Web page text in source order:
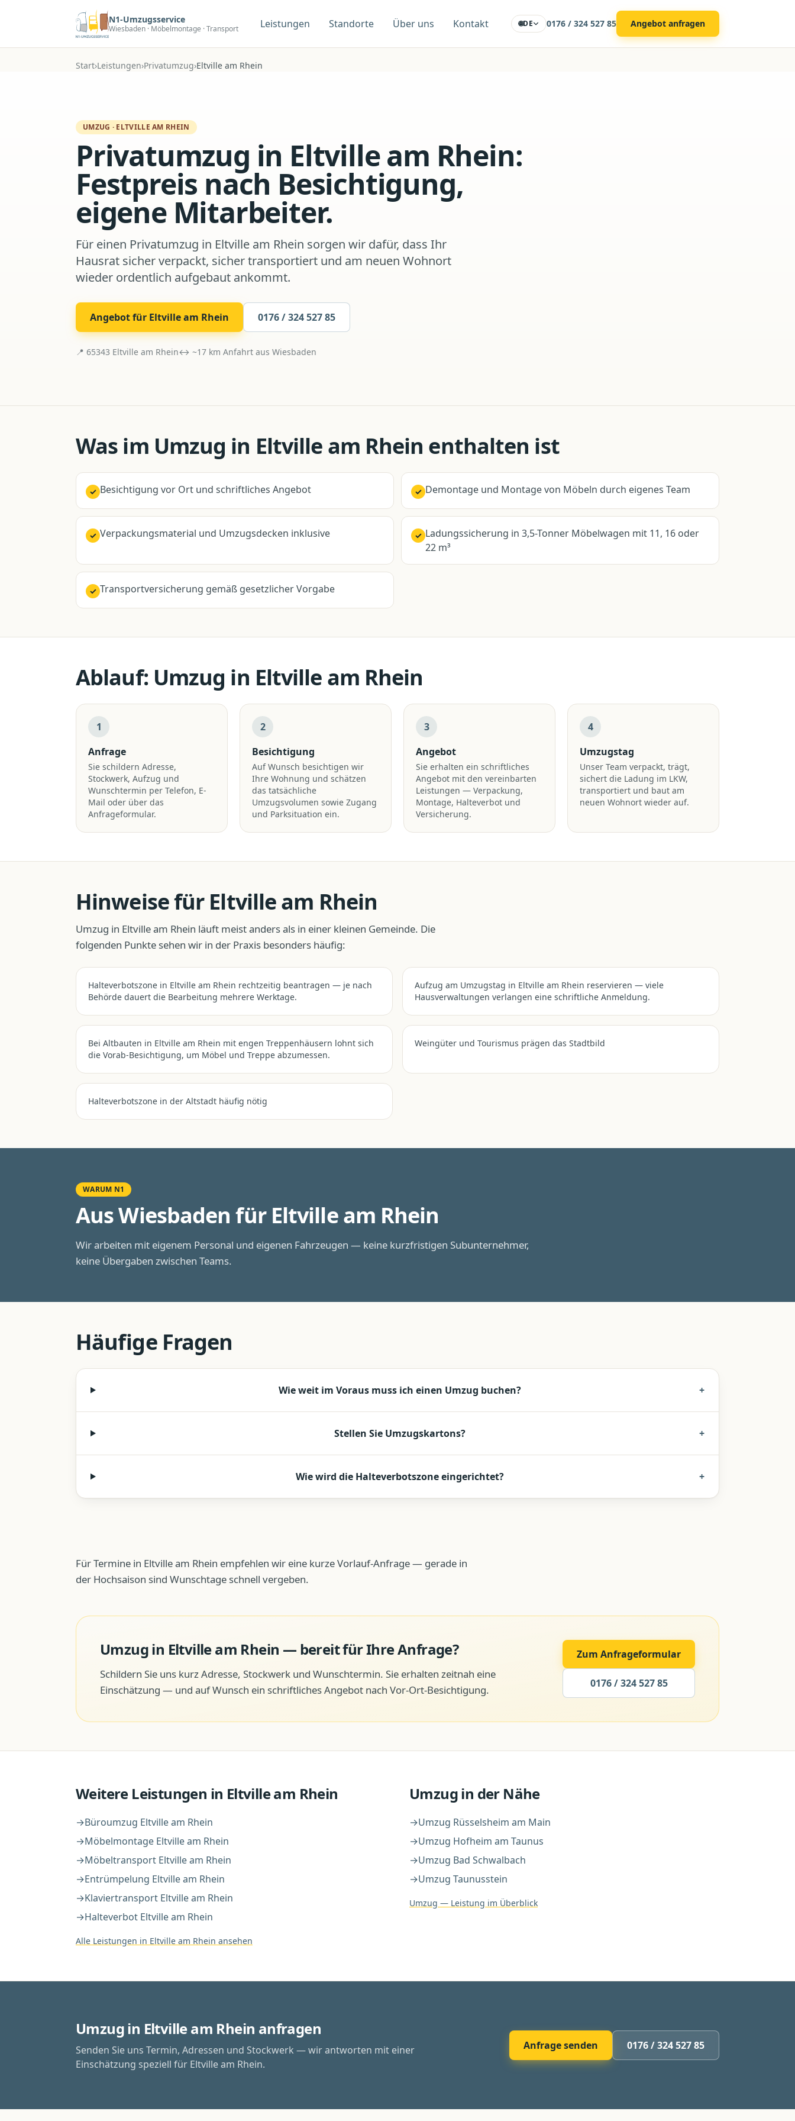
N1-Umzugsservice
Wiesbaden · Möbelmontage · Transport Leistungen Standorte Über uns Kontakt 🌐DE 0176 / 324 527 85 Angebot anfragen
Start›Leistungen›Privatumzug›Eltville am Rhein
UMZUG · ELTVILLE AM RHEIN
Privatumzug in Eltville am Rhein:
Festpreis nach Besichtigung,
eigene Mitarbeiter.
Für einen Privatumzug in Eltville am Rhein sorgen wir dafür, dass Ihr
Hausrat sicher verpackt, sicher transportiert und am neuen Wohnort
wieder ordentlich aufgebaut ankommt.
Angebot für Eltville am Rhein 0176 / 324 527 85
📍 65343 Eltville am Rhein↔ ~17 km Anfahrt aus Wiesbaden
Was im Umzug in Eltville am Rhein enthalten ist
✓ Besichtigung vor Ort und schriftliches Angebot ✓ Demontage und Montage von Möbeln durch eigenes Team
✓ Verpackungsmaterial und Umzugsdecken inklusive ✓ Ladungssicherung in 3,5-Tonner Möbelwagen mit 11, 16 oder
22 m³
✓ Transportversicherung gemäß gesetzlicher Vorgabe
Ablauf: Umzug in Eltville am Rhein
1
Anfrage
Sie schildern Adresse,
Stockwerk, Aufzug und
Wunschtermin per Telefon, E-
Mail oder über das
Anfrageformular.
2
Besichtigung
Auf Wunsch besichtigen wir
Ihre Wohnung und schätzen
das tatsächliche
Umzugsvolumen sowie Zugang
und Parksituation ein.
3
Angebot
Sie erhalten ein schriftliches
Angebot mit den vereinbarten
Leistungen — Verpackung,
Montage, Halteverbot und
Versicherung.
4
Umzugstag
Unser Team verpackt, trägt,
sichert die Ladung im LKW,
transportiert und baut am
neuen Wohnort wieder auf.
Hinweise für Eltville am Rhein
Umzug in Eltville am Rhein läuft meist anders als in einer kleinen Gemeinde. Die
folgenden Punkte sehen wir in der Praxis besonders häufig:
Halteverbotszone in Eltville am Rhein rechtzeitig beantragen — je nach
Behörde dauert die Bearbeitung mehrere Werktage.
Aufzug am Umzugstag in Eltville am Rhein reservieren — viele
Hausverwaltungen verlangen eine schriftliche Anmeldung.
Bei Altbauten in Eltville am Rhein mit engen Treppenhäusern lohnt sich
die Vorab-Besichtigung, um Möbel und Treppe abzumessen.
Weingüter und Tourismus prägen das Stadtbild
Halteverbotszone in der Altstadt häufig nötig
WARUM N1
Aus Wiesbaden für Eltville am Rhein
Wir arbeiten mit eigenem Personal und eigenen Fahrzeugen — keine kurzfristigen Subunternehmer,
keine Übergaben zwischen Teams.
Häufige Fragen
Wie weit im Voraus muss ich einen Umzug buchen? +
Stellen Sie Umzugskartons? +
Wie wird die Halteverbotszone eingerichtet? +
Für Termine in Eltville am Rhein empfehlen wir eine kurze Vorlauf-Anfrage — gerade in
der Hochsaison sind Wunschtage schnell vergeben.
Umzugin Eltville am Rhein — bereit für Ihre Anfrage?
Schildern Sie uns kurz Adresse, Stockwerk und Wunschtermin. Sie erhalten zeitnah eine
Einschätzung — und auf Wunsch ein schriftliches Angebot nach Vor-Ort-Besichtigung.
Zum Anfrageformular
0176 / 324 527 85
Weitere Leistungen in Eltville am Rhein
→Büroumzug Eltville am Rhein
→Möbelmontage Eltville am Rhein
→Möbeltransport Eltville am Rhein
→Entrümpelung Eltville am Rhein
→Klaviertransport Eltville am Rhein
→Halteverbot Eltville am Rhein
Alle Leistungen in Eltville am Rhein ansehen
Umzugin der Nähe
→Umzug Rüsselsheim am Main
→Umzug Hofheim am Taunus
→Umzug Bad Schwalbach
→Umzug Taunusstein
Umzug — Leistung im Überblick
Umzug in Eltville am Rhein anfragen
Senden Sie uns Termin, Adressen und Stockwerk — wir antworten mit einer
Einschätzung speziell für Eltville am Rhein.
Anfrage senden 0176 / 324 527 85